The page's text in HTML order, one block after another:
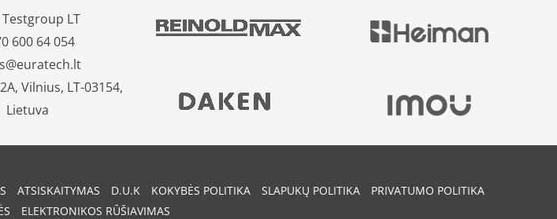
Testgroup LT
600 64 054
Vilnius, LT-03154,
Lietuva
ATSISKAITYMAS D.U.K KOKYBĖS POLITIKA SLAPUKŲ POLITIKA
PRIVATUMO POLITIKA
ELEKTRONIKOS RŪŠIAVIMAS